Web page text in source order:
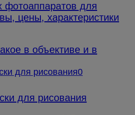
фотоаппаратов для
цены, характеристики
в объективе и в
для рисования